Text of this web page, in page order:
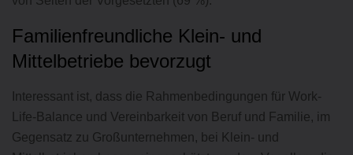
Familienfreundliche Klein- und
Mittelbetriebe bevorzugt
Interessant ist, dass die Rahmenbedingungen für Work-
Life-Balance und Vereinbarkeit von Beruf und Familie, im
Gegensatz zu Großunternehmen, bei Klein- und